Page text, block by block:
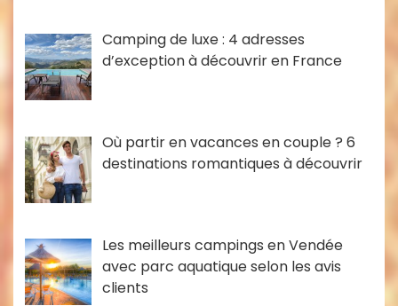
Camping de luxe : 4 adresses
d’exception à découvrir en France
Où partir en vacances en couple ? 6
destinations romantiques à découvrir
Les meilleurs campings en Vendée
avec parc aquatique selon les avis
clients